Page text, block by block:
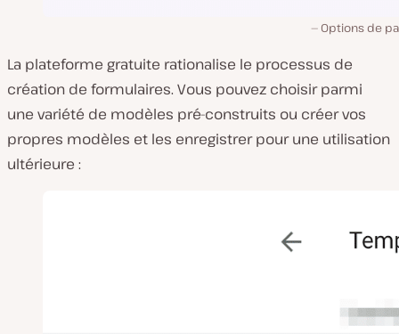
Options de
La plateforme gratuite rationalise le processus de
création de formulaires. Vous pouvez choisir parmi
une variété de modèles pré-construits ou créer vos
propres modèles et les enregistrer pour une utilisation
ultérieure :